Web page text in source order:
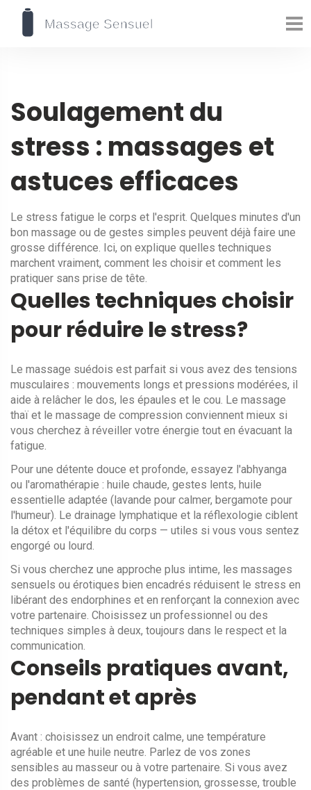
Soulagement du
stress : massages et
astuces efficaces
Le stress fatigue le corps et l'esprit. Quelques minutes d'un
bon massage ou de gestes simples peuvent déjà faire une
grosse différence. Ici, on explique quelles techniques
marchent vraiment, comment les choisir et comment les
pratiquer sans prise de tête.
Quelles techniques choisir
pour réduire le stress?
Le massage suédois est parfait si vous avez des tensions
musculaires : mouvements longs et pressions modérées, il
aide à relâcher le dos, les épaules et le cou. Le massage
thaï et le massage de compression conviennent mieux si
vous cherchez à réveiller votre énergie tout en évacuant la
fatigue.
Pour une détente douce et profonde, essayez l'abhyanga
ou l'aromathérapie : huile chaude, gestes lents, huile
essentielle adaptée (lavande pour calmer, bergamote pour
l'humeur). Le drainage lymphatique et la réflexologie ciblent
la détox et l'équilibre du corps — utiles si vous vous sentez
engorgé ou lourd.
Si vous cherchez une approche plus intime, les massages
sensuels ou érotiques bien encadrés réduisent le stress en
libérant des endorphines et en renforçant la connexion avec
votre partenaire. Choisissez un professionnel ou des
techniques simples à deux, toujours dans le respect et la
communication.
Conseils pratiques avant,
pendant et après
Avant : choisissez un endroit calme, une température
agréable et une huile neutre. Parlez de vos zones
sensibles au masseur ou à votre partenaire. Si vous avez
des problèmes de santé (hypertension, grossesse, trouble